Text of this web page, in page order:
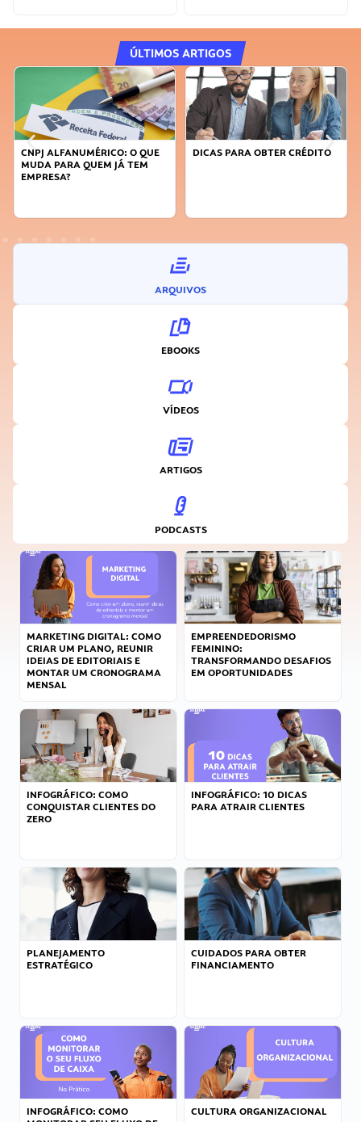
ÚLTIMOS ARTIGOS
CNPJ ALFANUMÉRICO: O QUE
MUDA PARA QUEM JÁ TEM
EMPRESA?
DICAS PARA OBTER CRÉDITO
ARQUIVOS
EBOOKS
VÍDEOS
ARTIGOS
PODCASTS
MARKETING DIGITAL: COMO
CRIAR UM PLANO, REUNIR
IDEIAS DE EDITORIAIS E
MONTAR UM CRONOGRAMA
MENSAL
EMPREENDEDORISMO
FEMININO:
TRANSFORMANDO DESAFIOS
EM OPORTUNIDADES
INFOGRÁFICO: COMO
CONQUISTAR CLIENTES DO
ZERO
INFOGRÁFICO: 10 DICAS
PARA ATRAIR CLIENTES
PLANEJAMENTO
ESTRATÉGICO
CUIDADOS PARA OBTER
FINANCIAMENTO
INFOGRÁFICO: COMO
CULTURA ORGANIZACIONAL